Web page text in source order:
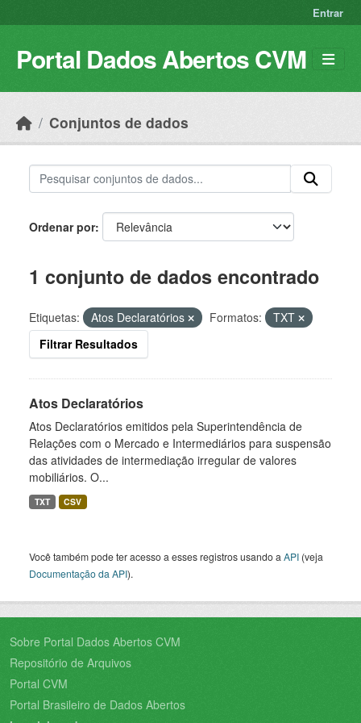
Entrar
Portal Dados Abertos CVM
Conjuntos de dados
Ordenar por
1 conjunto de dados encontrado
Etiquetas: Atos Declaratórios Formatos:
TXT
Filtrar Resultados
Atos Declaratórios
Atos Declaratórios emitidos pela Superintendência de
Relações com o Mercado e Intermediários para suspensão
das atividades de intermediação irregular de valores
mobiliários. O...
TXT CSV
Você também pode ter acesso a esses registros usando a API (veja
Documentação da API).
Sobre Portal Dados Abertos CVM
Repositório de Arquivos
Portal CVM
Portal Brasileiro de Dados Abertos